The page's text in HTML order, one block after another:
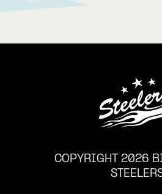
COPYRIGHT 2026